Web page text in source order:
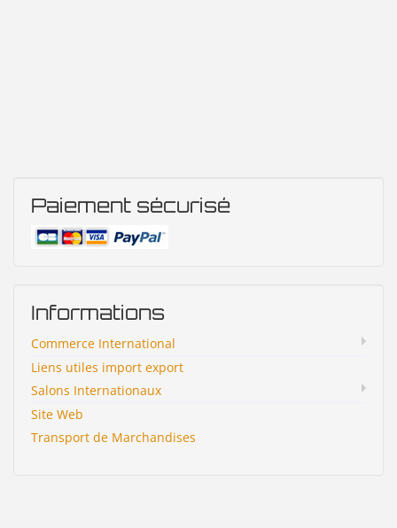
Paiement sécurisé
Informations
Commerce International
Liens utiles import export
Salons Internationaux
Site Web
Transport de Marchandises